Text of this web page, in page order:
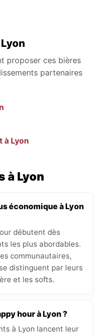
proposer ces bières
partenaires
à Lyon
à Lyon
économique à Lyon
débutent dès
les plus abordables.
communautaires,
distinguent par leurs
et les softs.
hour à Lyon ?
à Lyon lancent leur